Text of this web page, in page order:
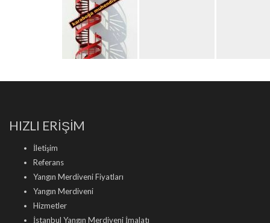
HIZLI ERİŞİM
İletişim
Referans
Yangın Merdiveni Fiyatları
Yangın Merdiveni
Hizmetler
İstanbul Yangın Merdiveni İmalatı